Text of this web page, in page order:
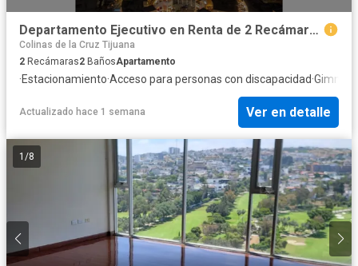
Departamento Ejecutivo en Renta de 2 Recámaras (100 m²) | Link
Colinas de la Cruz Tijuana
2 Recámaras2 BañosApartamento
·Estacionamiento·Acceso para personas con discapacidad·
Actualizado hace 1 semana Ver en detalle
1 /8